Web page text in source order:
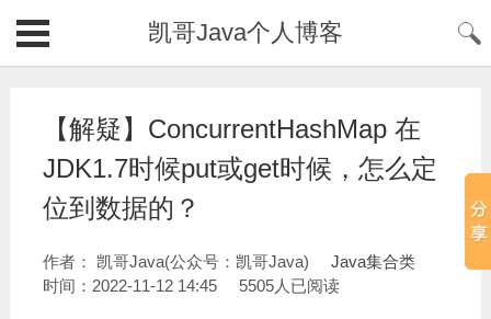
凯哥Java个人博客
【解疑】ConcurrentHashMap 在
JDK1.7时候put或get时候，怎么定
位到数据的？
作者： 凯哥Java(公众号：凯哥Java)
Java集合类
时间：2022-11-12 14:45
5505人已阅读